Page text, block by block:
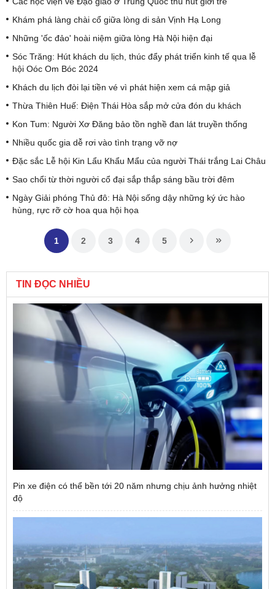
Khám phá làng chài cổ giữa lòng di sản Vịnh Hạ Long
Những 'ốc đảo' hoài niệm giữa lòng Hà Nội hiện đại
Sóc Trăng: Hút khách du lịch, thúc đẩy phát triển kinh tế qua lễ
hội Oóc Om Bóc 2024
Khách du lịch đòi lại tiền vé vì phát hiện xem cá mập giả
Thừa Thiên Huế: Điện Thái Hòa sắp mở cửa đón du khách
Kon Tum: Người Xơ Đăng bảo tồn nghề đan lát truyền thống
Nhiều quốc gia dễ rơi vào tình trạng vỡ nợ
Đặc sắc Lễ hội Kin Lẩu Khẩu Mẩu của người Thái trắng Lai Châu
Sao chổi từ thời người cổ đại sắp thắp sáng bầu trời đêm
Ngày Giải phóng Thủ đô: Hà Nội sống dậy những ký ức hào
hùng, rực rỡ cờ hoa qua hội họa
1 2 3 4 5
TIN ĐỌC NHIỀU
Pin xe điện có thể bền tới 20 năm nhưng chịu ảnh hưởng nhiệt
độ